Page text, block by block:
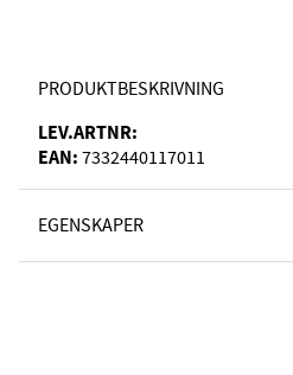
PRODUKTBESKRIVNING
LEV.ARTNR:
EAN: 7332440117011
EGENSKAPER